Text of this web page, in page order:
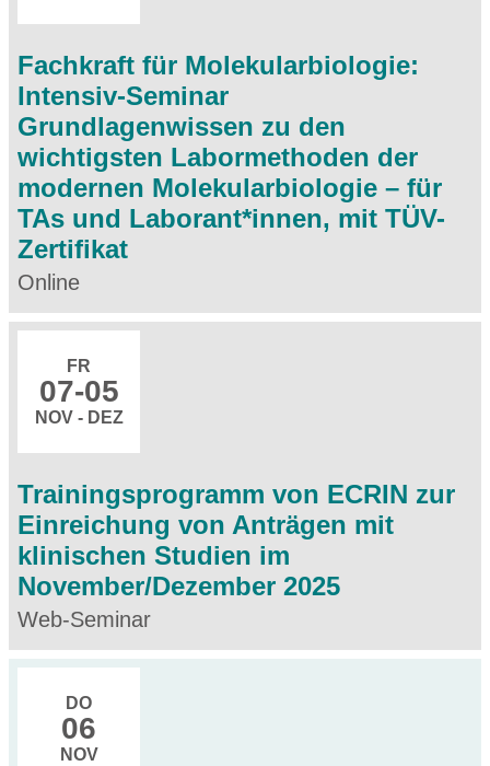
Fachkraft für Molekularbiologie:
Intensiv-Seminar
Grundlagenwissen zu den
wichtigsten Labormethoden der
modernen Molekularbiologie – für
TAs und Laborant*innen, mit TÜV-
Zertifikat
Online
FR
07-05
NOV - DEZ
Trainingsprogramm von ECRIN zur
Einreichung von Anträgen mit
klinischen Studien im
November/Dezember 2025
Web-Seminar
DO
06
NOV